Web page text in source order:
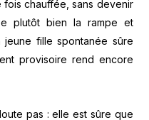
chauffée, sans devenir
plutôt bien la rampe et
jeune fille spontanée sûre
provisoire rend encore
pas : elle est sûre que